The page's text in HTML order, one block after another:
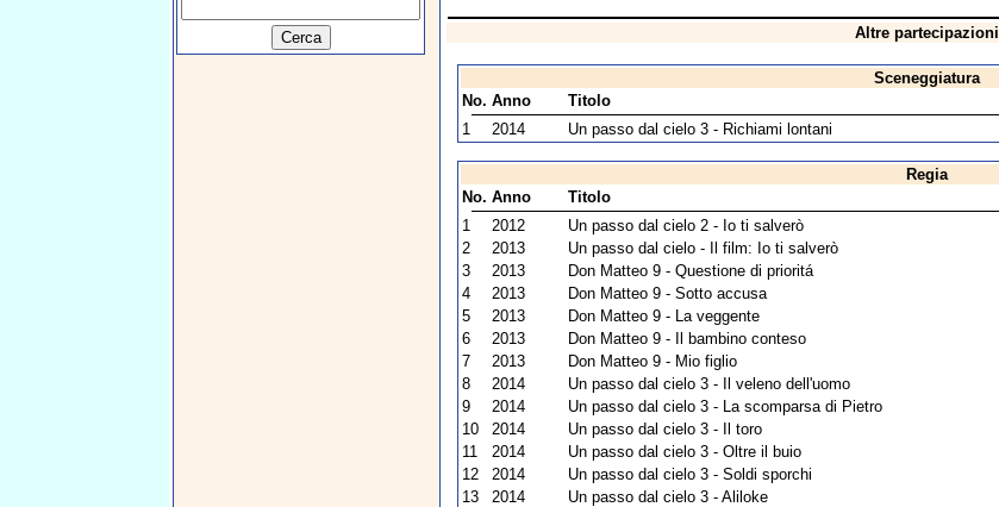
Altre partecipazioni
Sceneggiatura
No. Anno Titolo
1
2014 Un passo dal cielo 3 - Richiami lontani
Regia
No. Anno Titolo
1
2012
Un passo dal cielo 2 - Io ti salverò
2
2013
Un passo dal cielo - Il film: Io ti salverò
3
2013
Don Matteo 9 - Questione di prioritá
4
2013
Don Matteo 9 - Sotto accusa
5
2013
Don Matteo 9 - La veggente
6
2013
Don Matteo 9 - Il bambino conteso
7
2013
Don Matteo 9 - Mio figlio
8
2014
Un passo dal cielo 3 - Il veleno dell'uomo
9
2014
Un passo dal cielo 3 - La scomparsa di Pietro
10
2014
Un passo dal cielo 3 - Il toro
11
2014
Un passo dal cielo 3 - Oltre il buio
12
2014
Un passo dal cielo 3 - Soldi sporchi
13
2014
Un passo dal cielo 3 - Aliloke